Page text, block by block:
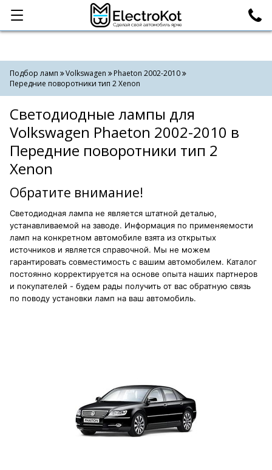
Категории Поиск
Подбор ламп Volkswagen
Phaeton 2002-2010
Передние поворотники тип 2 Xenon
Светодиодные лампы для
Volkswagen Phaeton 2002-2010 в
Передние поворотники тип 2
Xenon
Обратите внимание!
Светодиодная лампа не является штатной деталью,
устанавливаемой на заводе. Информация по применяемости
ламп на конкретном автомобиле взята из открытых
источников и является справочной. Мы не можем
гарантировать совместимость с вашим автомобилем. Каталог
постоянно корректируется на основе опыта наших партнеров
и покупателей - будем рады получить от вас обратную связь
по поводу установки ламп на ваш автомобиль.